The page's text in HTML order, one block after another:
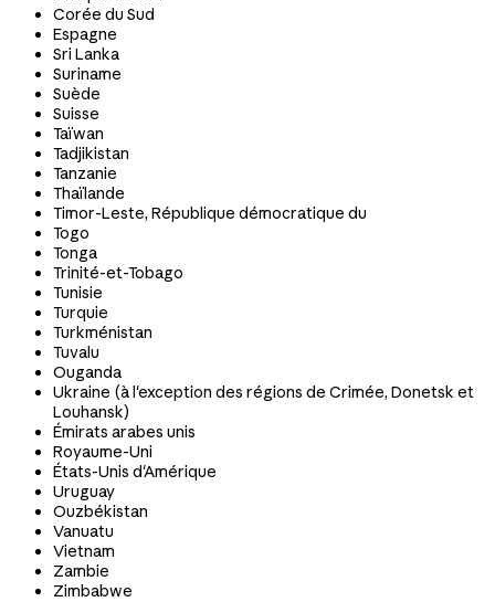
Corée du Sud
Espagne
Sri Lanka
Suriname
Suède
Suisse
Taïwan
Tadjikistan
Tanzanie
Thaïlande
Timor-Leste, République démocratique du
Togo
Tonga
Trinité-et-Tobago
Tunisie
Turquie
Turkménistan
Tuvalu
Ouganda
Ukraine (à l'exception des régions de Crimée, Donetsk et
Louhansk)
Émirats arabes unis
Royaume-Uni
États-Unis d'Amérique
Uruguay
Ouzbékistan
Vanuatu
Vietnam
Zambie
Zimbabwe